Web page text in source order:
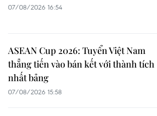
07/08/2026 16:54
ASEAN Cup 2026: Tuyển Việt Nam
thẳng tiến vào bán kết với thành tích
nhất bảng
07/08/2026 15:58